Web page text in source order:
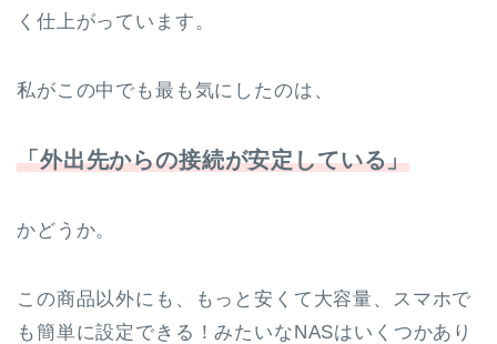
く仕上がっています。
私がこの中でも最も気にしたのは、
「外出先からの接続が安定している」
かどうか。
この商品以外にも、もっと安くて大容量、スマホで
も簡単に設定できる！みたいなNASはいくつかあり